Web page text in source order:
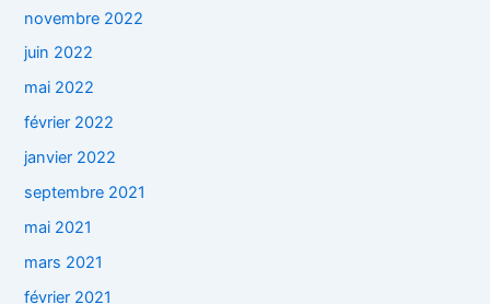
novembre 2022
juin 2022
mai 2022
février 2022
janvier 2022
septembre 2021
mai 2021
mars 2021
février 2021